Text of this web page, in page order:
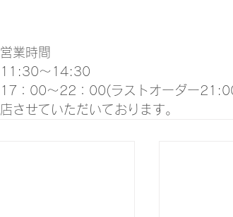
営業時間
11:30〜14:30
17：00〜22：00(ラストオーダー
店させていただいております。